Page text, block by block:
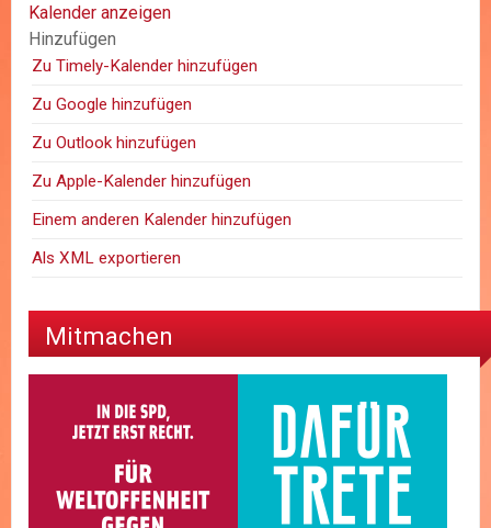
Kalender anzeigen
Hinzufügen
Zu Timely-Kalender hinzufügen
Zu Google hinzufügen
Zu Outlook hinzufügen
Zu Apple-Kalender hinzufügen
Einem anderen Kalender hinzufügen
Als XML exportieren
Mitmachen